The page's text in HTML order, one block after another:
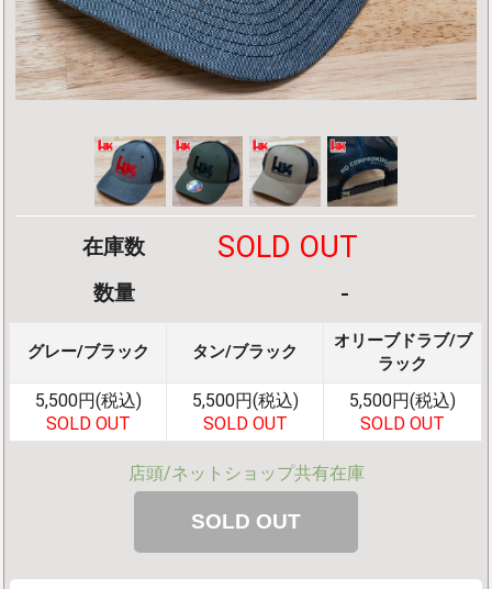
在庫数 SOLD OUT
数量 -
グレー/ブラック タン/ブラック
オリーブドラブ/ブ
ラック
5,500円(税込)
SOLD OUT
5,500円(税込)
SOLD OUT
5,500円(税込)
SOLD OUT
店頭/ネットショップ共有在庫